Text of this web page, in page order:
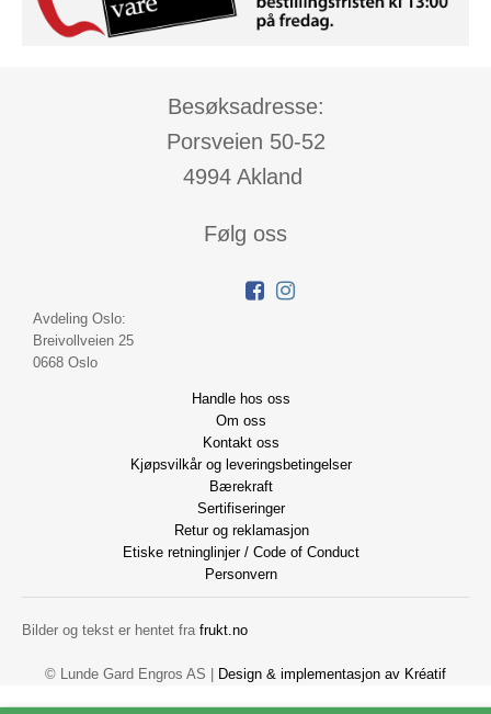
Besøksadresse:
Porsveien 50-52
4994 Akland
Følg oss
Avdeling Oslo:
Breivollveien 25
0668 Oslo
Handle hos oss
Om oss
Kontakt oss
Kjøpsvilkår og leveringsbetingelser
Bærekraft
Sertifiseringer
Retur og reklamasjon
Etiske retninglinjer / Code of Conduct
Personvern
Bilder og tekst er hentet fra frukt.no
© Lunde Gard Engros AS | Design & implementasjon av Kréatif